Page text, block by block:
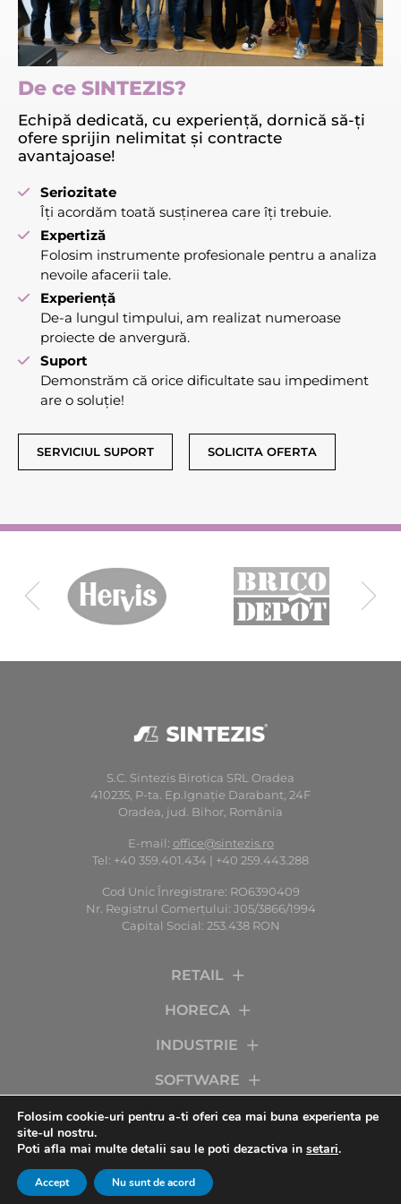
De ce SINTEZIS?
Echipă dedicată, cu experiență, dornică să-ți
ofere sprijin nelimitat și contracte
avantajoase!
Seriozitate
Îți acordăm toată susținerea care îți trebuie.
Expertiză
Folosim instrumente profesionale pentru a analiza
nevoile afacerii tale.
Experiență
De-a lungul timpului, am realizat numeroase
proiecte de anvergură.
Suport
Demonstrăm că orice dificultate sau impediment
are o soluție!
SERVICIUL SUPORT SOLICITA OFERTA
S.C. Sintezis Birotica SRL Oradea
410235, P-ta. Ep.Ignaţie Darabant, 24F
Oradea, jud. Bihor, România
E-mail: office@sintezis.ro
Tel: +40 359.401.434 | +40 259.443.288
Cod Unic Înregistrare: RO6390409
Nr. Registrul Comerţului: J05/3866/1994
Capital Social: 253.438 RON
RETAIL
HORECA
INDUSTRIE
SOFTWARE
SERVICII
COMPANIA
Folosim cookie-uri pentru a-ti oferi cea mai buna experienta pe
site-ul nostru.
Poti afla mai multe detalii sau le poti dezactiva in setari.
Accept Nu sunt de acord